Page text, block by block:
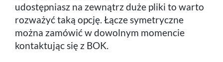
udostępniasz na zewnątrz duże pliki to warto
rozważyć taką opcję. Łącze symetryczne
można zamówić w dowolnym momencie
kontaktując się z BOK.